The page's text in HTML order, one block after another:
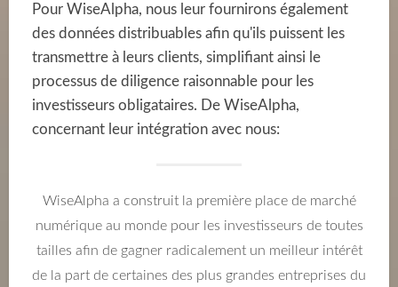
Pour WiseAlpha, nous leur fournirons également
des données distribuables afin qu'ils puissent les
transmettre à leurs clients, simplifiant ainsi le
processus de diligence raisonnable pour les
investisseurs obligataires. De WiseAlpha,
concernant leur intégration avec nous:
WiseAlpha a construit la première place de marché
numérique au monde pour les investisseurs de toutes
tailles afin de gagner radicalement un meilleur intérêt
de la part de certaines des plus grandes entreprises du